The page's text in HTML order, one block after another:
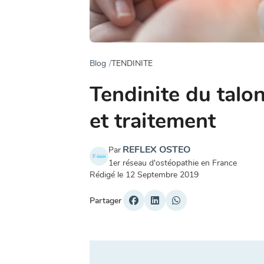
Blog TENDINITE
Tendinite du
et traitement
Par REFLEX OSTEO
1er réseau d'ostéopathie en France
Rédigé le 12 Septembre 2019
Partager